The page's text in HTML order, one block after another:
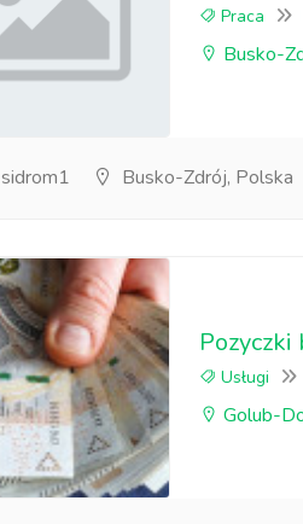
Praca
Busko-
sidrom1 Busko-Zdrój, Polska
Usługi
Golub-